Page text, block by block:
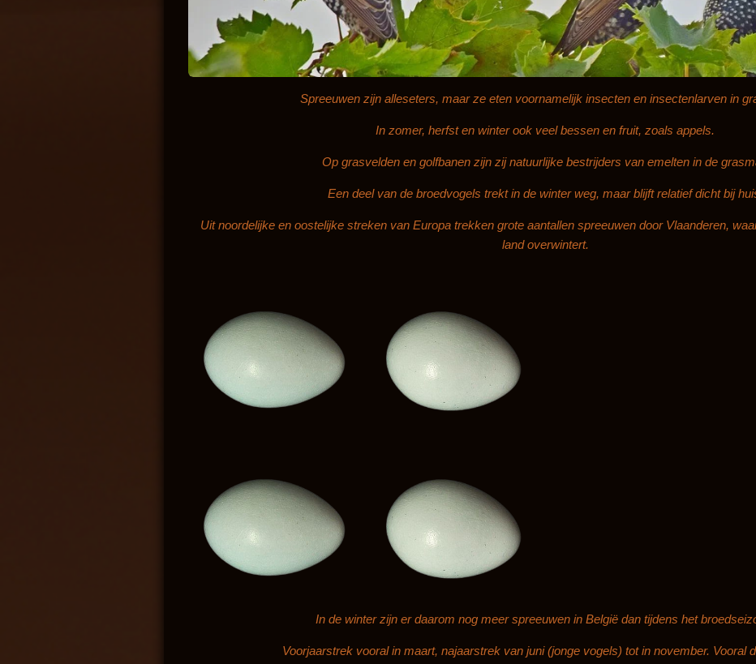
Spreeuwen zijn alleseters, maar ze eten voornamelijk insecten en insectenlarven in
In zomer, herfst en winter ook veel bessen en fruit, zoals appels.
Op grasvelden en golfbanen zijn zij natuurlijke bestrijders van emelten in de
Een deel van de broedvogels trekt in de winter weg, maar blijft relatief dicht bij
Uit noordelijke en oostelijke streken van Europa trekken grote aantallen spreeuwen door Vlaanderen,
land overwintert.
In de winter zijn er daarom nog meer spreeuwen in België dan tijdens het
Voorjaarstrek vooral in maart, najaarstrek van juni (jonge vogels) tot in november. Vooral